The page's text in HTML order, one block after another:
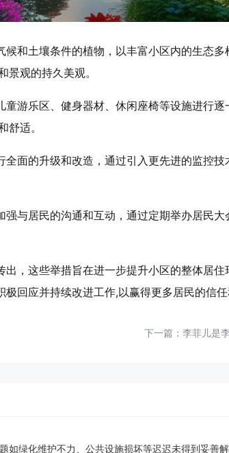
和土壤条件的植物，以丰富小区内的生态
观的持久美观。
游乐区、健身器材、休闲座椅等设施进行
舒适。
面的升级和改造，通过引入更先进的监控
与居民的沟通和互动，通过定期举办居民
，这些举措旨在进一步提升小区的整体居
回应并持续改进工作,以赢得更多居民的信任
下一篇： 李菲儿是
绿化维护不力、公共设施损坏等迟迟未得到妥善